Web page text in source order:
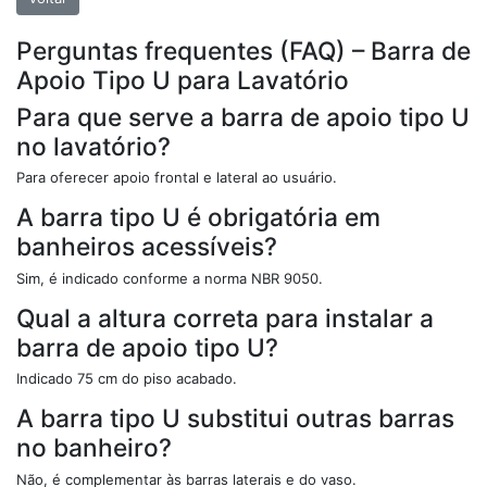
Nossas barras de apoio são resistente a peso, compactas e
anticorrivas. São ideais para Hospitais, clinicas, residencias e
todos demais ambientes que necessitam a utilização de
barras de apoio.
fixação. A barra possui canopla de acabamento o que
esconde os parafusos e acumula menos sujeira além de
Como construir banheiros para
deficientes físicos / cadeirantes
As torneiras devem preferencialmente ser do tipo
pressão e os misturadores monocomando (tanto na pia
quanto no chuveiro);
As maçanetas devem ser do tipo alavanca;
O espaço livre no banheiro deve ser suficiente para
manobrar a cadeira (para o giro de 360º, é necessário
um diâmetro de 1,5m livre);
São necessáriasbarras de apoioem todo o banheiro,
para uso do chuveiro, do vaso e da pia;
A altura da pia deve ser de 80cm do piso com o vão
Perguntas frequentes (FAQ) – Barra de
Apoio Tipo U para Lavatório
Para que serve a barra de apoio tipo U
no lavatório?
Para oferecer apoio frontal e lateral ao usuário.
A barra tipo U é obrigatória em
banheiros acessíveis?
Sim, é indicado conforme a norma NBR 9050.
Qual a altura correta para instalar a
barra de apoio tipo U?
Indicado 75 cm do piso acabado.
A barra tipo U substitui outras barras
no banheiro?
Não, é complementar às barras laterais e do vaso.